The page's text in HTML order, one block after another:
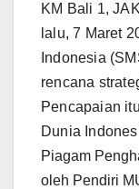
KM Bali 1,
lalu, 7 Maret
Indonesia
rencana
Pencapaian
Dunia
Piagam
oleh Pendiri